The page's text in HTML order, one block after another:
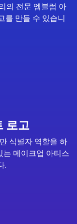
의 전문 엠블럼 아
를 만들 수 있습니
로고
식별자 역할을 하
는 메이크업 아티스
.